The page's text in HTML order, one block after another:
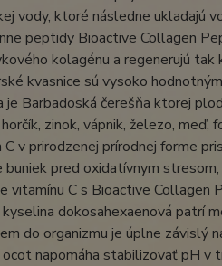
vody, ktoré následne ukladajú
peptidy Bioactive Collagen
kolagénu a regenerujú
kvasnice sú vysoko
je Barbadoská čerešňa ktorej
zinok, vápnik, železo, meď,
v prirodzenej prírodnej forme
buniek pred oxidatívnym
vitamínu C s Bioactive
dokosahexaenová patrí
do organizmu je úplne závislý
ocot napomáha stabilizovať pH v